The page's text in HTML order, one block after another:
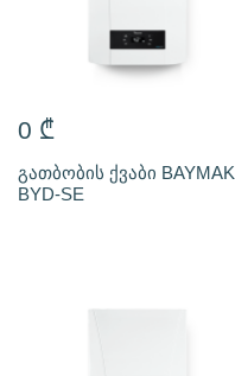
0 ₾
გათბობის ქვაბი BAYMAK
BYD-SE